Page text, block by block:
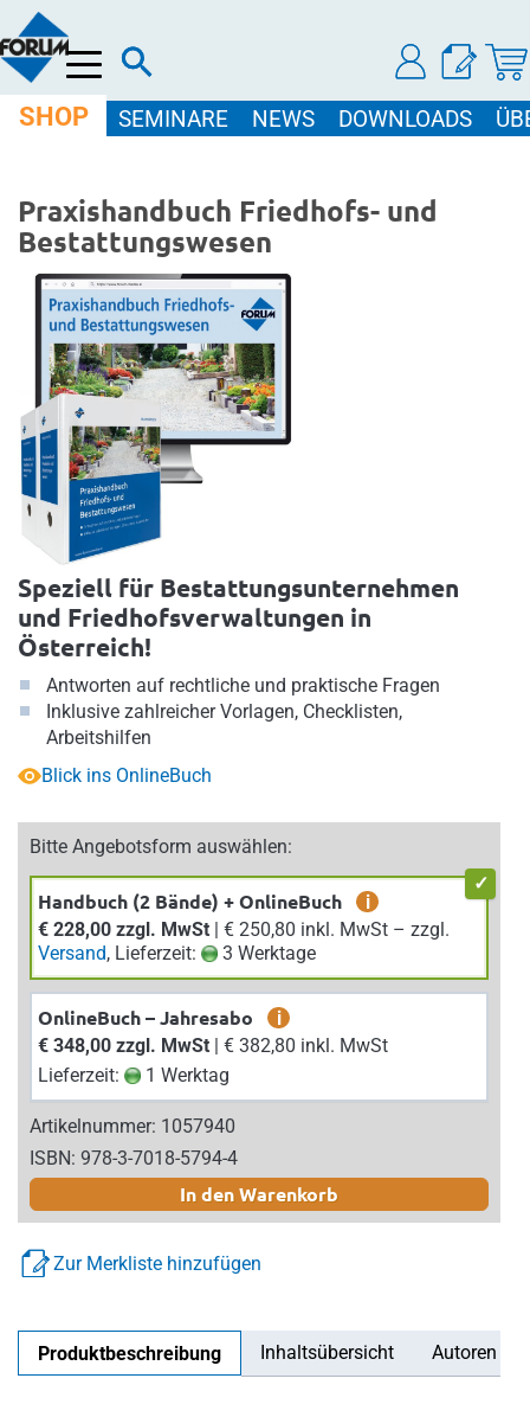
Menü
SHOP SEMINARE NEWS DOWNLOADS
Praxishandbuch Friedhofs- und
Bestattungswesen
Speziell für Bestattungsunternehmen
und Friedhofsverwaltungen in
Österreich!
Antworten auf rechtliche und praktische Fragen
Inklusive zahlreicher Vorlagen, Checklisten,
Arbeitshilfen
Blick ins OnlineBuch
Bitte Angebotsform auswählen:
Handbuch (2 Bände) + OnlineBuch
i
€ 228,00 zzgl. MwSt
| € 250,80 inkl. MwSt – zzgl.
Versand, Lieferzeit: 3 Werktage
OnlineBuch – Jahresabo
i
€ 348,00 zzgl. MwSt
| € 382,80 inkl. MwSt
Lieferzeit:
1 Werktag
Artikelnummer: 1057940
ISBN: 978-3-7018-5794-4
In den Warenkorb
Zur Merkliste hinzufügen
Produktbeschreibung Inhaltsübersicht Autoren